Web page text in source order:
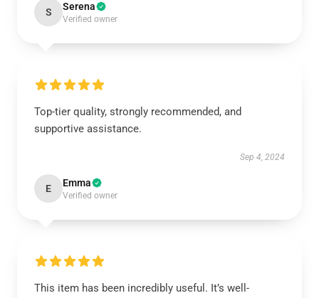
S Serena
Verified owner
Top-tier quality, strongly recommended, and
supportive assistance.
Sep 4, 2024
E Emma
Verified owner
This item has been incredibly useful. It’s well-